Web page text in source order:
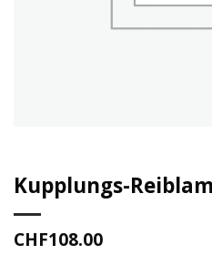
Kupplungs-
CHF108.00